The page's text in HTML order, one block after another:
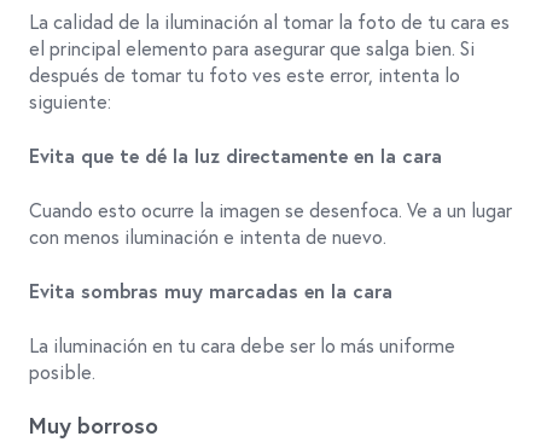
La calidad de la iluminación al tomar la foto de tu cara es
el principal elemento para asegurar que salga bien. Si
después de tomar tu foto ves este error, intenta lo
siguiente:
Evita que te dé la luz directamente en la cara
Cuando esto ocurre la imagen se desenfoca. Ve a un lugar
con menos iluminación e intenta de nuevo.
Evita sombras muy marcadas en la cara
La iluminación en tu cara debe ser lo más uniforme
posible.
Muy borroso